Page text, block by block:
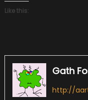
Like this:
Gath
http://